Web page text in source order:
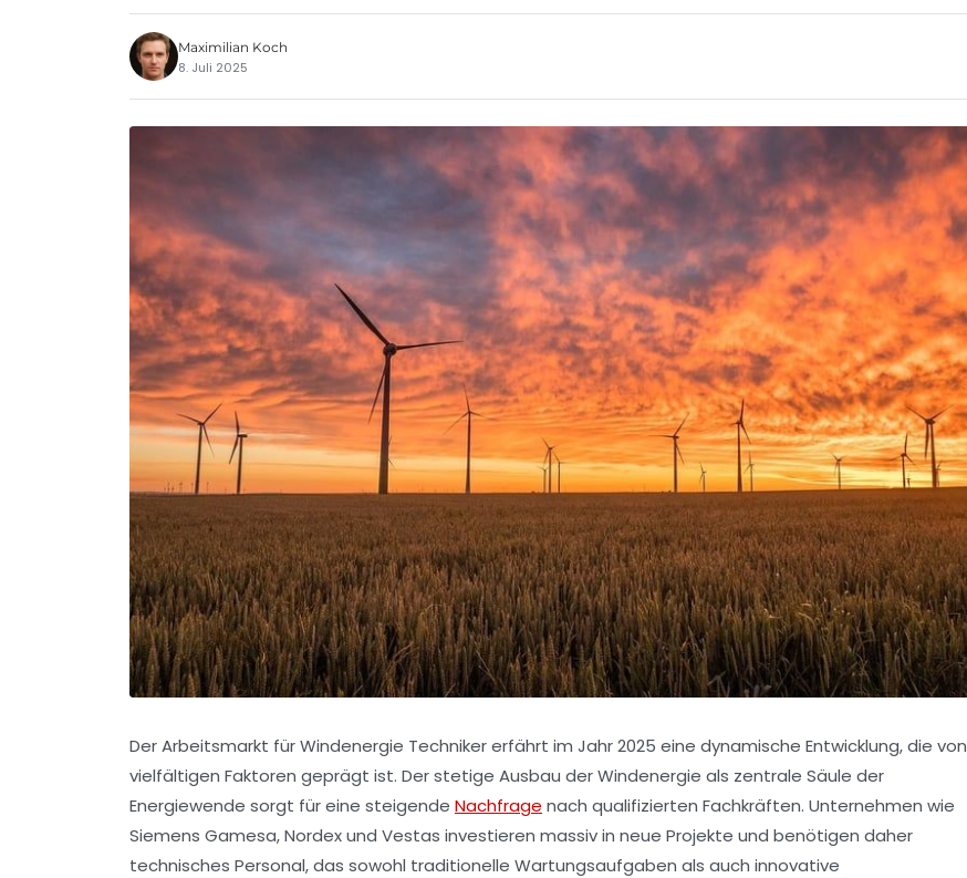
Maximilian Koch
8. Juli 2025
Der Arbeitsmarkt für Windenergie Techniker erfährt im Jahr 2025 eine dynamische Entwicklung, die von
vielfältigen Faktoren geprägt ist. Der stetige Ausbau der Windenergie als zentrale Säule der
Energiewende sorgt für eine steigende Nachfrage nach qualifizierten Fachkräften. Unternehmen wie
Siemens Gamesa,Nordexund Vestas investieren massiv in neue Projekte und benötigen daher
technisches Personal, das sowohl traditionelle Wartungsaufgaben als auch innovative